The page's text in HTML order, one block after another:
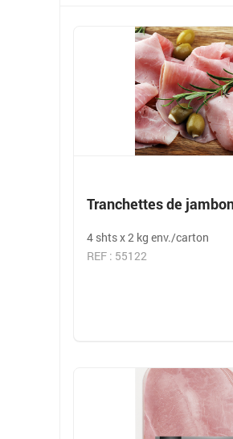
Tranchettes de
4 shts x 2 kg env./carton
REF : 55122